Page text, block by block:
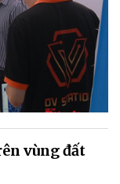
vùng đất